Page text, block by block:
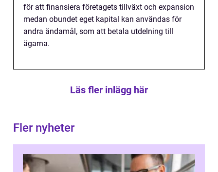
för att finansiera företagets tillväxt och expansion
medan obundet eget kapital kan användas för
andra ändamål, som att betala utdelning till
ägarna.
Läs fler inlägg här
Fler nyheter